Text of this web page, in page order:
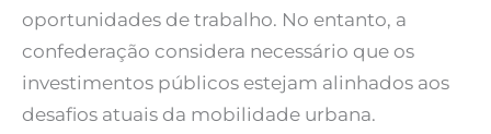
oportunidades de trabalho. No entanto, a
confederação considera necessário que os
investimentos públicos estejam alinhados aos
desafios atuais da mobilidade urbana.